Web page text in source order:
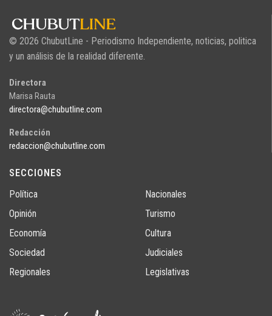
© 2026 ChubutLine - Periodismo Independiente, noticias, politica
y un análisis de la realidad diferente.
Directora
Marisa Rauta
directora@chubutline.com
Redacción
redaccion@chubutline.com
SECCIONES
Política
Opinión
Economía
Sociedad
Regionales
Nacionales
Turismo
Cultura
Judiciales
Legislativas